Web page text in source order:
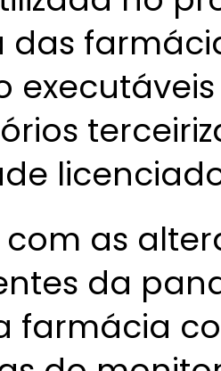
das
com as
da
farmácia